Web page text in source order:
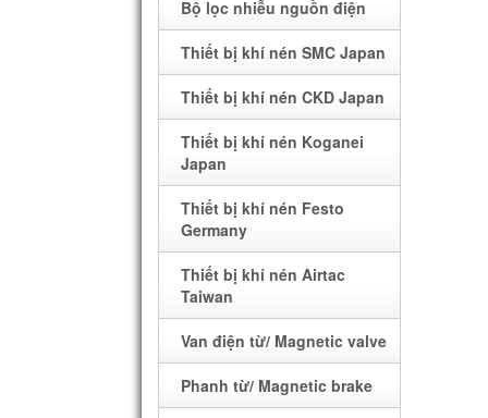
CNC, thay màn hình HMI,
PLC…
LINH KIỆN MÁY CNC
Relay
IC CÔNG NGHIỆP
Dây điện
BAX
Bộ lọc nhiễu nguồn điện
Thiết bị khí nén SMC Japan
Thiết bị khí nén CKD Japan
Thiết bị khí nén Koganei
Japan
Thiết bị khí nén Festo
Germany
Thiết bị khí nén Airtac
Taiwan
Van điện từ/ Magnetic valve
Phanh từ/ Magnetic brake